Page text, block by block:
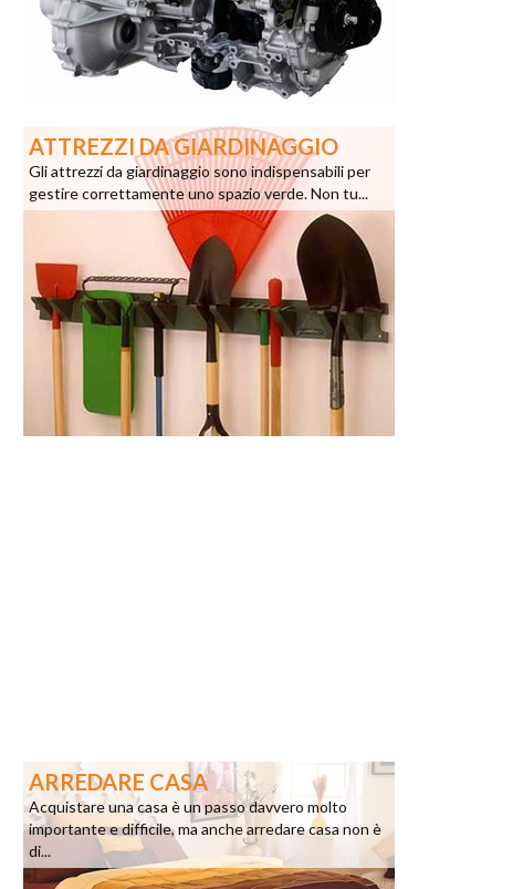
ATTREZZI DA GIARDINAGGIO
Gli attrezzi da giardinaggio sono indispensabili per
gestire correttamente uno spazio verde. Non tu...
ARREDARE CASA
Acquistare una casa è un passo davvero molto
importante e difficile, ma anche arredare casa non è
di...